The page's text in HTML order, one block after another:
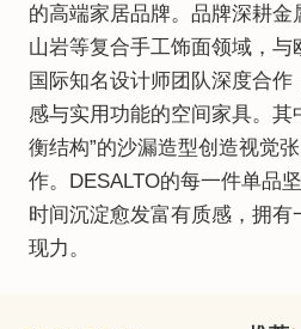
的高端家居品牌。品牌深耕金
山岩等复合手工饰面领域，与
国际知名设计师团队深度合
感与实用功能的空间家具。其
衡结构”的沙漏造型创造视觉
作。DESALTO的每一件单品
时间沉淀愈发富有质感，拥有
现力。